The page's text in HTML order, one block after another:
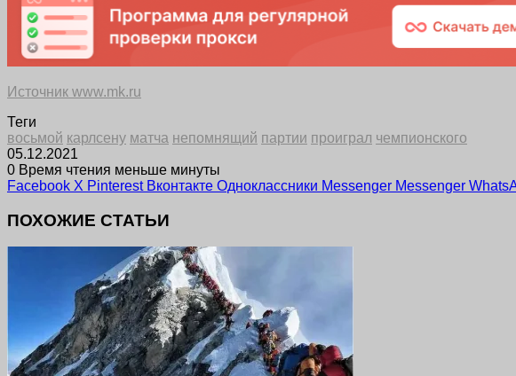
Источник www.mk.ru
Теги
восьмой карлсену матча непомнящий партии проиграл чемпионского
05.12.2021
0 Время чтения меньше минуты
Facebook X Pinterest Вконтакте Одноклассники Messenger Messenger
ПОХОЖИЕ СТАТЬИ